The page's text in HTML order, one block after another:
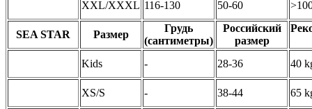
XXL/XXXL 116-130 50-60
SEA STAR Размер
Грудь
(сантиметры)
Российский
размер
Kids - 28-36 40
XS/S - 38-44 65